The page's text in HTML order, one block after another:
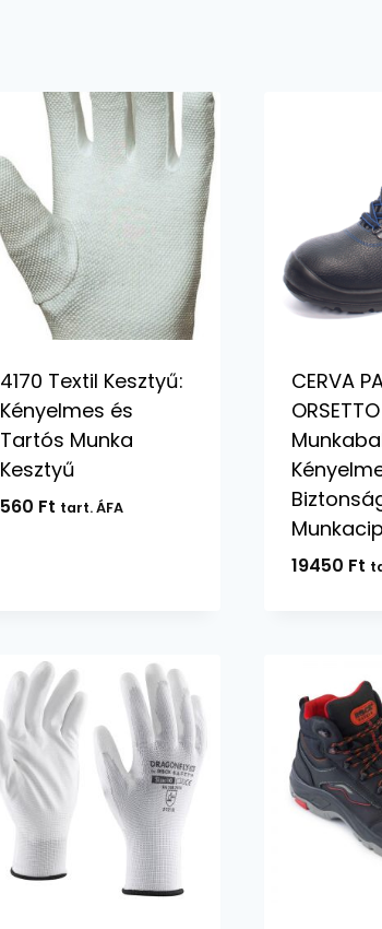
4170 Textil Kesztyű:
Kényelmes és
Tartós Munka
Kesztyű
560 Ft tart. ÁFA
CERVA
19450 Ft